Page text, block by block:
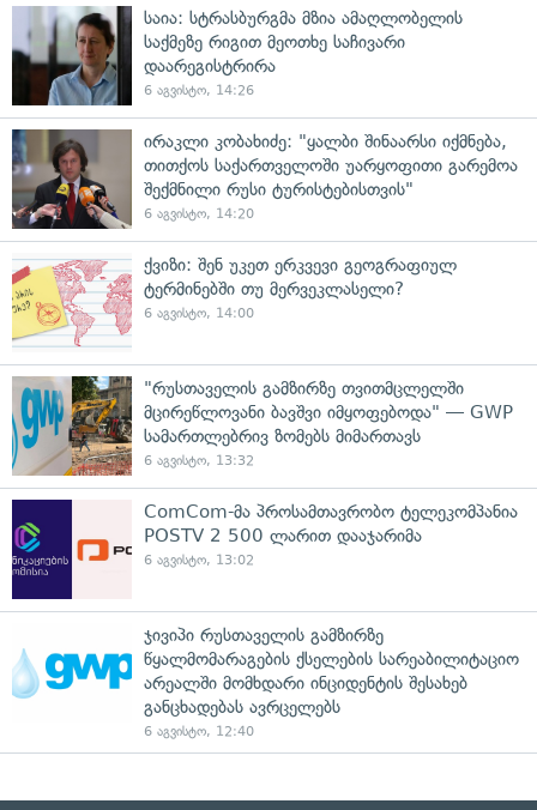
საია: სტრასბურგმა მზია ამაღლობელის
საქმეზე რიგით მეოთხე საჩივარი
დაარეგისტრირა
6 აგვისტო, 14:26
ირაკლი კობახიძე: "ყალბი შინაარსი იქმნება,
თითქოს საქართველოში უარყოფითი გარემოა
შექმნილი რუსი ტურისტებისთვის"
6 აგვისტო, 14:20
ქვიზი: შენ უკეთ ერკვევი გეოგრაფიულ
ტერმინებში თუ მერვეკლასელი?
6 აგვისტო, 14:00
"რუსთაველის გამზირზე თვითმცლელში
მცირეწლოვანი ბავშვი იმყოფებოდა" — GWP
სამართლებრივ ზომებს მიმართავს
6 აგვისტო, 13:32
ComCom-მა პროსამთავრობო ტელეკომპანია
POSTV 2 500 ლარით დააჯარიმა
6 აგვისტო, 13:02
ჯივიპი რუსთაველის გამზირზე
წყალმომარაგების ქსელების სარეაბილიტაციო
არეალში მომხდარი ინციდენტის შესახებ
განცხადებას ავრცელებს
6 აგვისტო, 12:40